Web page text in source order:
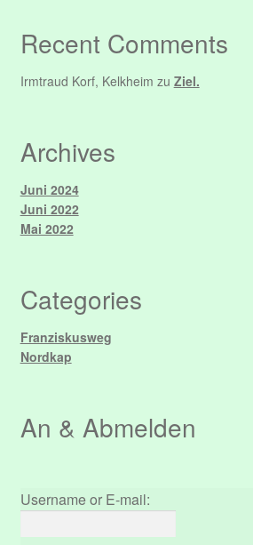
Recent Comments
Irmtraud Korf, Kelkheim zu Ziel.
Archives
Juni 2024
Juni 2022
Mai 2022
Categories
Franziskusweg
Nordkap
An & Abmelden
Username or E-mail: